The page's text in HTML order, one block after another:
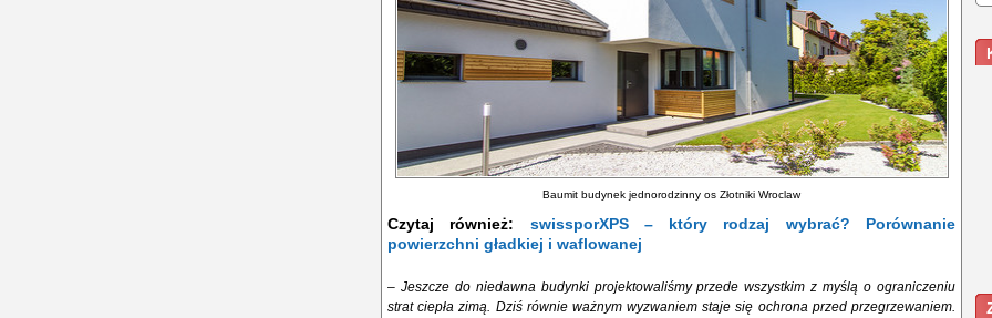
Baumit budynek jednorodzinny os Złotniki Wroclaw
Czytaj również: swissporXPS – który rodzaj wybrać? Porównanie
powierzchni gładkiej i waflowanej
– Jeszcze do niedawna budynki projektowaliśmy przede wszystkim z myślą o ograniczeniu
strat ciepła zimą. Dziś równie ważnym wyzwaniem staje się ochrona przed przegrzewaniem.